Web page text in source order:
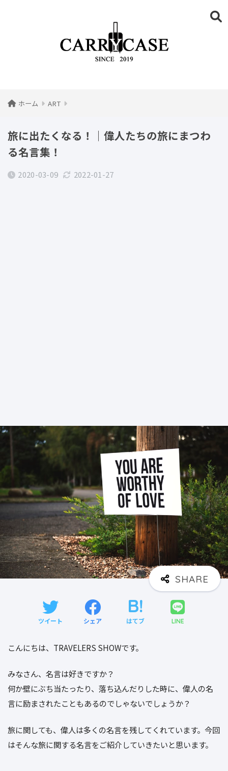
ホーム ART
旅に出たくなる！｜偉人たちの旅にまつわ
る名言集！
2020-03-09 2022-01-27
ツイート シェア はてブ LINE
こんにちは、TRAVELERS SHOWです。
みなさん、名言は好きですか？
何か壁にぶち当たったり、落ち込んだりした時に、偉人の名
言に励まされたこともあるのでしゃないでしょうか？
旅に関しても、偉人は多くの名言を残してくれています。今回
はそんな旅に関する名言をご紹介していきたいと思います。